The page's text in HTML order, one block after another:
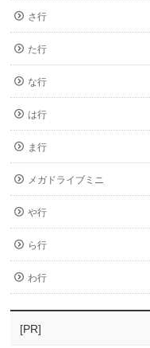
さ行
た行
な行
は行
ま行
メガドライブミニ
や行
ら行
わ行
[PR]